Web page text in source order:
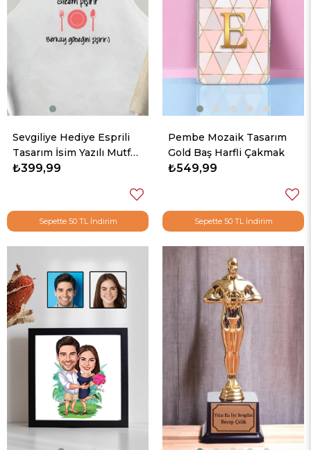
Sevgiliye Hediye Esprili
Tasarım İsim Yazılı Mutfak
Önlüğü
₺399,99
Sepette 50 TL İndirim
Pembe Mozaik Tasarım
Gold Baş Harfli Çakmak
₺549,99
Sepette 50 TL İndirim